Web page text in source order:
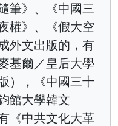
筆》、《中國三
權》、《假大空
外文出版的，有
基爾／皇后大學
），《中國三十
館大學韓文
《中共文化大革